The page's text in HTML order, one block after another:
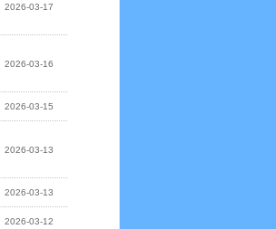
2026-03-17
2026-03-16
2026-03-15
2026-03-13
2026-03-13
2026-03-12